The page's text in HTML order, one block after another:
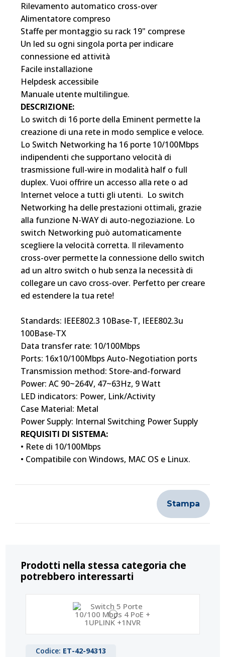
Rilevamento automatico cross-over
Alimentatore compreso
Staffe per montaggio su rack 19" comprese
Un led su ogni singola porta per indicare
connessione ed attività
Facile installazione
Helpdesk accessibile
Manuale utente multilingue.
DESCRIZIONE:
Lo switch di 16 porte della Eminent permette la
creazione di una rete in modo semplice e veloce.
Lo Switch Networking ha 16 porte 10/100Mbps
indipendenti che supportano velocità di
trasmissione full-wire in modalità half o full
duplex. Vuoi offrire un accesso alla rete o ad
Internet veloce a tutti gli utenti. Lo switch
Networking ha delle prestazioni ottimali, grazie
alla funzione N-WAY di auto-negoziazione. Lo
switch Networking può automaticamente
scegliere la velocità corretta. Il rilevamento
cross-over permette la connessione dello switch
ad un altro switch o hub senza la necessità di
collegare un cavo cross-over. Perfetto per creare
ed estendere la tua rete!
Standards: IEEE802.3 10Base-T, IEEE802.3u
100Base-TX
Data transfer rate: 10/100Mbps
Ports: 16x10/100Mbps Auto-Negotiation ports
Transmission method: Store-and-forward
Power: AC 90~264V, 47~63Hz, 9 Watt
LED indicators: Power, Link/Activity
Case Material: Metal
Power Supply: Internal Switching Power Supply
REQUISITI DI SISTEMA:
• Rete di 10/100Mbps
• Compatibile con Windows, MAC OS e Linux.
Stampa
Prodotti nella stessa categoria che
potrebbero interessarti
Codice: ET-42-94313